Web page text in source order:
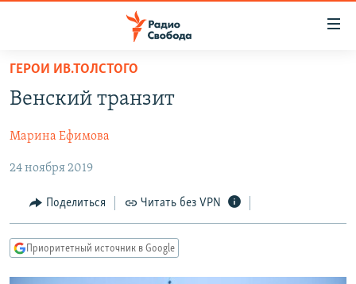
упрощенного
доступа
содержанию
Вернутся
главной
навигации
Вернутся
АВТОРСКИЕ ПРОЕКТЫ
ЦИТАТЫ СВОБОДЫ
МНЕНИЯ
КУЛЬТУРА
IDEL.РЕАЛИИ
ГЕРОИ ИВ.ТОЛСТОГО
Венский транзит
Марина Ефимова
24 ноября 2019
Поделиться Читать без VPN
Приоритетный источник в Google